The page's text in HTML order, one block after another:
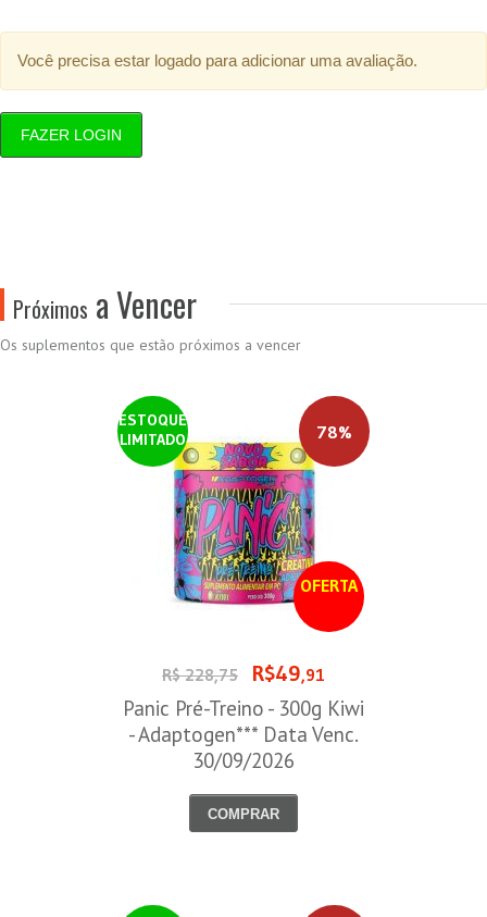
Você precisa estar logado para adicionar uma avaliação.
FAZER LOGIN
Próximos a Vencer
Os suplementos que estão próximos a vencer
ESTOQUE
LIMITADO
OFERTA
78%
R$ 228,75 R$49,91
Panic Pré-Treino - 300g Kiwi
- Adaptogen*** Data Venc.
30/09/2026
COMPRAR